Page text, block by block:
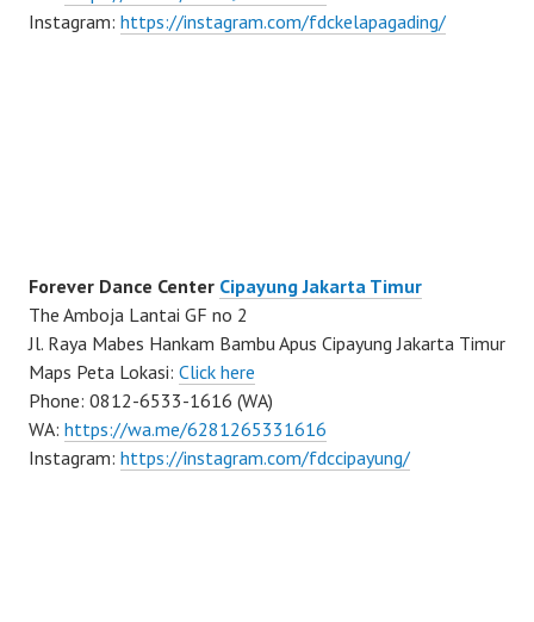
Instagram: https://instagram.com/fdckelapagading/
Forever Dance Center Cipayung Jakarta Timur
The Amboja Lantai GF no 2
Jl. Raya Mabes Hankam Bambu Apus Cipayung Jakarta Timur
Maps Peta Lokasi: Click here
Phone: 0812-6533-1616 (WA)
WA: https://wa.me/6281265331616
Instagram: https://instagram.com/fdccipayung/